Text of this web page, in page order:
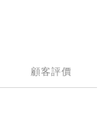
顧客評價